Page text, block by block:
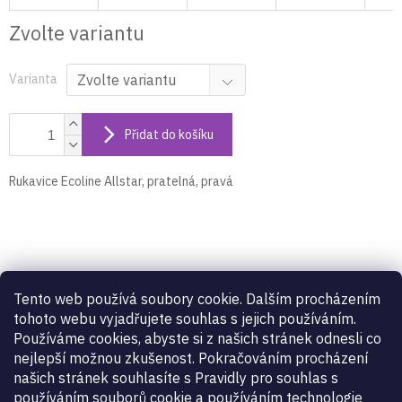
Tento web používá soubory cookie. Dalším procházením
tohoto webu vyjadřujete souhlas s jejich používáním.
Používáme cookies, abyste si z našich stránek odnesli co
nejlepší možnou zkušenost. Pokračováním procházení
našich stránek souhlasíte s Pravidly pro souhlas s
používáním souborů cookie a používáním technologie
Zvolte variantu
Varianta
Přidat do košíku
Rukavice Ecoline Allstar, pratelná, pravá
RukaviceEcoline Allstar, pratelná, pravá
Doplňkové parametry